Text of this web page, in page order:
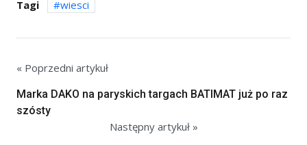
Tagi wiesci
« Poprzedni artykuł
Marka DAKO na paryskich targach BATIMAT już po raz
szósty
Następny artykuł »